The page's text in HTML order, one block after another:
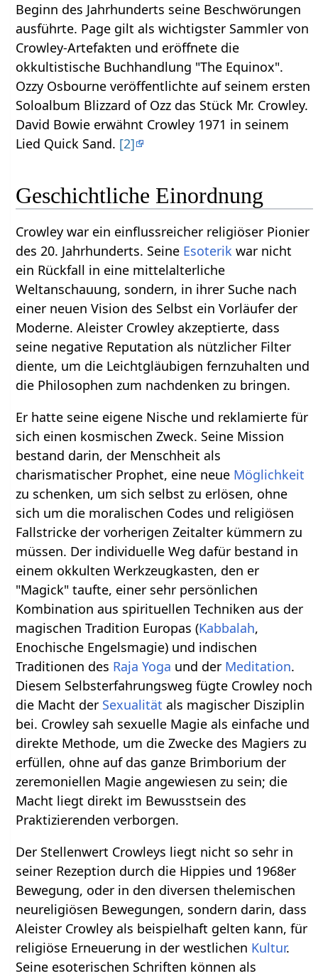
Beginn des Jahrhunderts seine Beschwörungen
ausführte. Page gilt als wichtigster Sammler von
Crowley-Artefakten und eröffnete die
okkultistische Buchhandlung "The Equinox".
Ozzy Osbourne veröffentlichte auf seinem ersten
Soloalbum Blizzard of Ozz das Stück Mr. Crowley.
David Bowie erwähnt Crowley 1971 in seinem
Lied Quick Sand. [2]
Geschichtliche Einordnung
Crowley war ein einflussreicher religiöser Pionier
des 20. Jahrhunderts. Seine Esoterik war nicht
ein Rückfall in eine mittelalterliche
Weltanschauung, sondern, in ihrer Suche nach
einer neuen Vision des Selbst ein Vorläufer der
Moderne. Aleister Crowley akzeptierte, dass
seine negative Reputation als nützlicher Filter
diente, um die Leichtgläubigen fernzuhalten und
die Philosophen zum nachdenken zu bringen.
Er hatte seine eigene Nische und reklamierte für
sich einen kosmischen Zweck. Seine Mission
bestand darin, der Menschheit als
charismatischer Prophet, eine neue Möglichkeit
zu schenken, um sich selbst zu erlösen, ohne
sich um die moralischen Codes und religiösen
Fallstricke der vorherigen Zeitalter kümmern zu
müssen. Der individuelle Weg dafür bestand in
einem okkulten Werkzeugkasten, den er
"Magick" taufte, einer sehr persönlichen
Kombination aus spirituellen Techniken aus der
magischen Tradition Europas (Kabbalah,
Enochische Engelsmagie) und indischen
Traditionen des Raja Yoga und der Meditation.
Diesem Selbsterfahrungsweg fügte Crowley noch
die Macht der Sexualität als magischer Disziplin
bei. Crowley sah sexuelle Magie als einfache und
direkte Methode, um die Zwecke des Magiers zu
erfüllen, ohne auf das ganze Brimborium der
zeremoniellen Magie angewiesen zu sein; die
Macht liegt direkt im Bewusstsein des
Praktizierenden verborgen.
Der Stellenwert Crowleys liegt nicht so sehr in
seiner Rezeption durch die Hippies und 1968er
Bewegung, oder in den diversen thelemischen
neureligiösen Bewegungen, sondern darin, dass
Aleister Crowley als beispielhaft gelten kann, für
religiöse Erneuerung in der westlichen Kultur.
Seine esoterischen Schriften können als